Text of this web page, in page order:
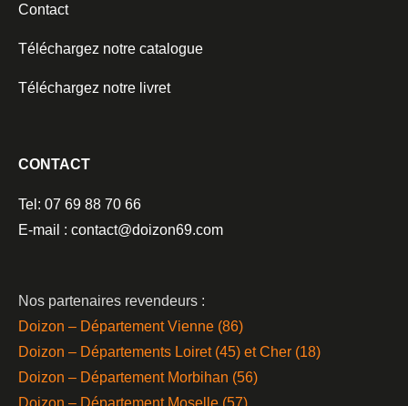
Contact
Téléchargez notre catalogue
Téléchargez notre livret
CONTACT
Tel: 07 69 88 70 66
E-mail : contact@doizon69.com
Nos partenaires revendeurs :
Doizon – Département Vienne (86)
Doizon – Départements Loiret (45) et Cher (18)
Doizon – Département Morbihan (56)
Doizon – Département Moselle (57)